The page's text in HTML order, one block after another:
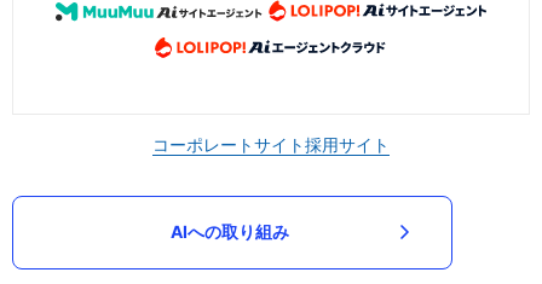
コーポレートサイト採用サイト
AIへの取り組み